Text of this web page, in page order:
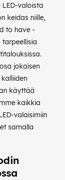
valoista
keidas niille,
to have -
jokaisen
käyttää
kaikkia
valaisimiin
samalla